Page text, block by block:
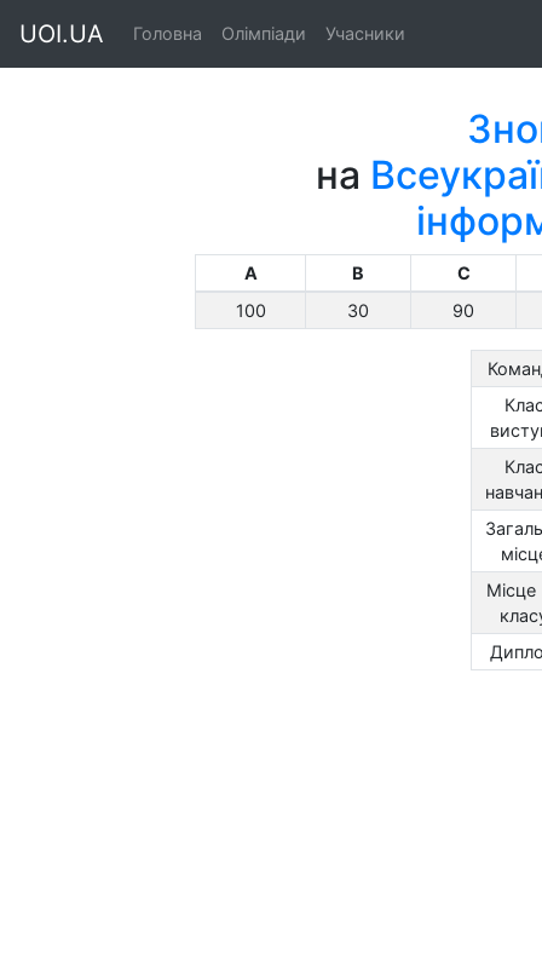
UOI.UA Головна Олімпіади Учасники
на
A B
C
100
30 90
Місце